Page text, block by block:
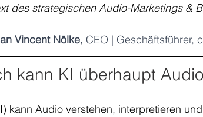
des strategischen Audio-Marketings &
Vincent Nölke, CEO | Geschäftsführer,
kann KI überhaupt
kann Audio verstehen, interpretieren